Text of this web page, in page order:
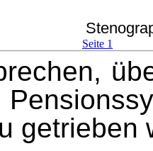
Seite 1
getrieben